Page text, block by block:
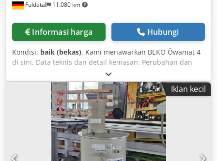
Fuldatal 11.080 km
Informasi harga Hubungi
Kondisi: baik (bekas), Kami menawarkan BEKO Öwamat 4
di sini. Data teknis dan detail kemasan: Perubahan dan
kesalahan dapat terjadi. Djdextu Nkepfx Al Aokr Silakan
hubungi kami untuk penawaran.
Iklan kecil